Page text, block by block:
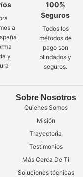
a
y
100%
Seguros
Todos los
métodos de
pago son
blindados y
seguros.
Sobre Nosotros
Quienes Somos
Misión
Trayectoria
Testimonios
Más Cerca De Ti
Soluciones técnicas